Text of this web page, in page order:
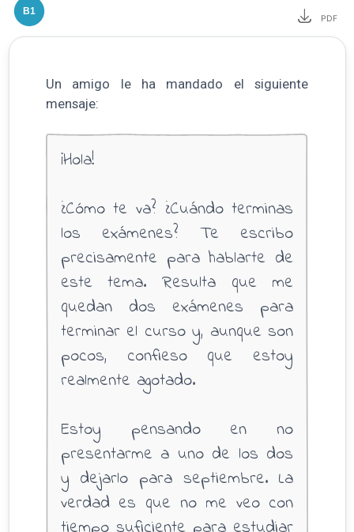
B1
PDF
Un amigo le ha mandado el siguiente
mensaje:
¡Hola!
¿Cómo te va? ¿Cuándo terminas
los exámenes? Te escribo
precisamente para hablarte de
este tema. Resulta que me
quedan dos exámenes para
terminar el curso y, aunque son
pocos, confieso que estoy
realmente agotado.
Estoy pensando en no
presentarme a uno de los dos
y dejarlo para septiembre. La
verdad es que no me veo con